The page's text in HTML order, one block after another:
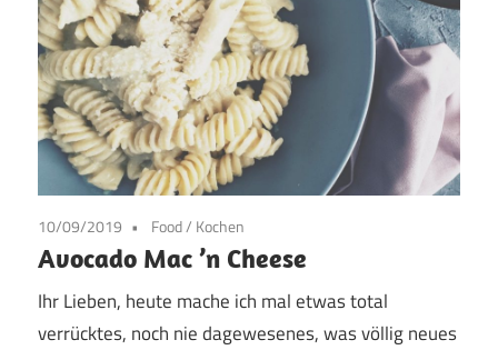
Food-
und
Travelblog
10/09/2019 Food/ Kochen
Avocado Mac ’n Cheese
Ihr Lieben, heute mache ich mal etwas total
verrücktes, noch nie dagewesenes, was völlig neues